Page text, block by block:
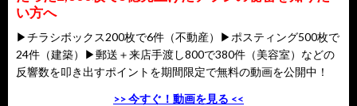
い方へ
▶チラシボックス200枚で6件（不動産）▶ポスティング500枚で
24件（建築）▶郵送＋来店手渡し800で380件（美容室）などの
反響数を叩き出すポイントを期間限定で無料の動画を公開中！
>> 今すぐ！動画を見る <<